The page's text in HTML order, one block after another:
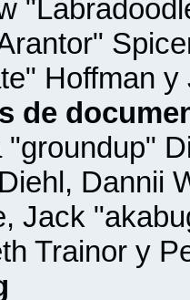
Hoffman
de
"groundup"
Dannii
Jack
Trainor y